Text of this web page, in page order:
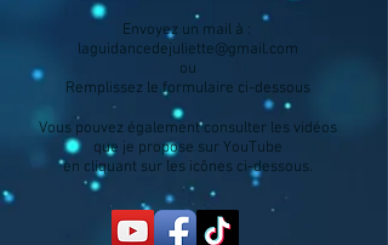
Envoyez un mail à :
laguidancedejuliette@gmail.com
ou
Remplissez le formulaire ci-dessous
Vous pouvez également consulter les vidéos
que je propose sur YouTube
en cliquant sur les icônes ci-dessous.